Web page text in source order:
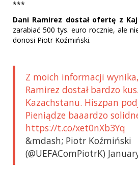
***
Dani Ramirez dostał ofertę z
zarabiać 500 tys. euro rocznie, ale
donosi Piotr Koźmiński.
Z moich informacji
Ramirez dostał bardzo
Kazachstanu. Hiszpan
Pieniądze baaardzo
https://t.co/xet0nXb3Yq
&mdash; Piotr Koźmiński
(@UEFAComPiotrK)